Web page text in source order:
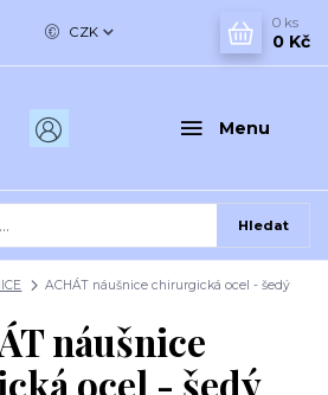
Menu
CZK
Hledat
0 ks
0 Kč
ACHÁT náušnice chirurgická ocel - šedý
náušnice
ocel - šedý